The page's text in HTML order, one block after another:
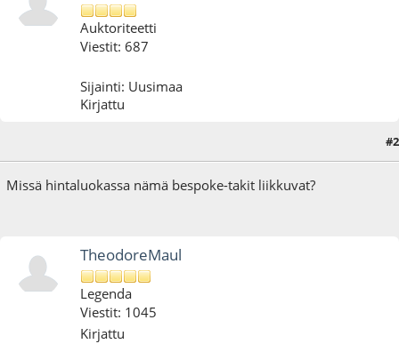
Auktoriteetti
Viestit: 687
Sijainti: Uusimaa
Kirjattu
#2
Missä hintaluokassa nämä bespoke-takit liikkuvat?
TheodoreMaul
Legenda
Viestit: 1045
Kirjattu